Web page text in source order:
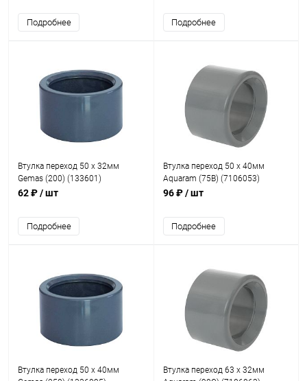
Подробнее Подробнее
Втулка переход 50 x 32мм
Gemas (200) (133601)
62 ₽/ шт
Подробнее
Втулка переход 50 x 40мм
Aquaram (75B) (7106053)
96 ₽/ шт
Подробнее
Втулка переход 50 x 40мм
Втулка переход 63 x 32мм